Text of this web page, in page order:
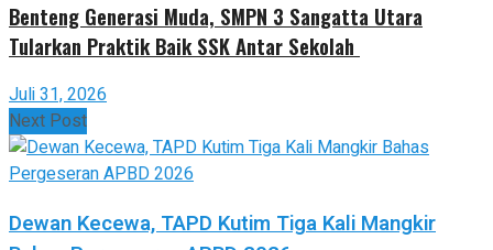
Benteng Generasi Muda, SMPN 3 Sangatta Utara
Tularkan Praktik Baik SSK Antar Sekolah
Juli 31, 2026
Next Post
Dewan Kecewa, TAPD Kutim Tiga Kali Mangkir